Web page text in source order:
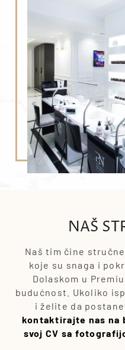
NAŠ
Naš tim čine
koje su snaga i
Dolaskom u
budućnost. Ukoliko
i želite da
kontaktirajte nas
svoj CV sa